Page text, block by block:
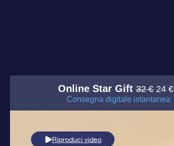
Online Star Gift32 € 24 €
Consegna digitale istantanea
Riproduci video